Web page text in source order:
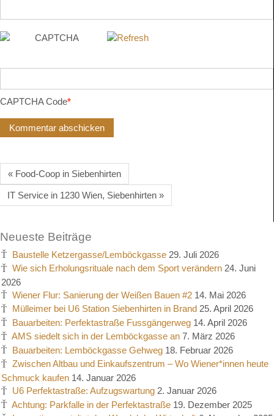
CAPTCHA Code*
« Food-Coop in Siebenhirten
IT Service in 1230 Wien, Siebenhirten »
Neueste Beiträge
Baustelle Ketzergasse/Lemböckgasse 29. Juli 2026
Wie sich Erholungsrituale nach dem Sport verändern 24. Juni
2026
Wiener Flur: Sanierung der Weißen Bauen #2 14. Mai 2026
Mülleimer bei U6 Station Siebenhirten in Brand 25. April 2026
Bauarbeiten: Perfektastraße Fussgängerweg 14. April 2026
AMS siedelt sich in der Lemböckgasse an 7. März 2026
Bauarbeiten: Lemböckgasse Gehweg 18. Februar 2026
Zwischen Altbau und Einkaufszentrum – Wo Wiener*innen heute
Schmuck kaufen 14. Januar 2026
U6 Perfektastraße: Aufzugswartung 2. Januar 2026
Achtung: Parkfalle in der Perfektastraße 19. Dezember 2025